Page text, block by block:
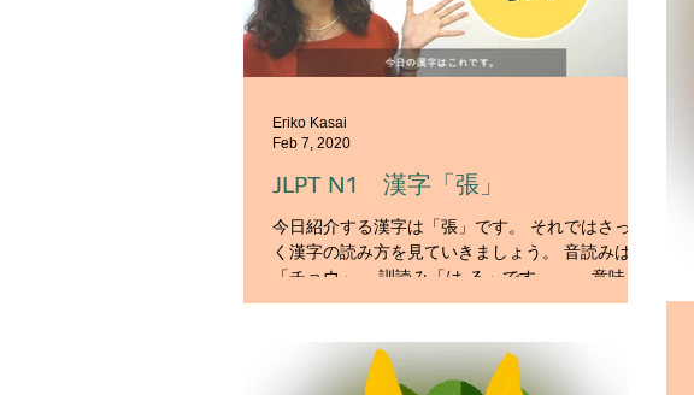
JLPT N1 漢字「張」
今日紹介する漢字は「張」です。 それではさっそ
く漢字の読み方を見ていきましょう。 音読みは
「チョウ」、 訓読み「は-る」です。 意味
は、次の通りです。 ① はる。ひっぱる。 ② ひろ
Eriko Kasai
Feb 7, 2020